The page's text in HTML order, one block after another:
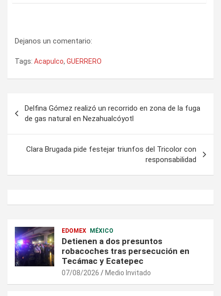
Dejanos un comentario:
Tags: Acapulco, GUERRERO
de
entradas
Delfina Gómez realizó un recorrido en zona de la fuga
de gas natural en Nezahualcóyotl
Clara Brugada pide festejar triunfos del Tricolor con
responsabilidad
EDOMEX MÉXICO
Detienen a dos presuntos
robacoches tras persecución en
Tecámac y Ecatepec
07/08/2026 Medio Invitado